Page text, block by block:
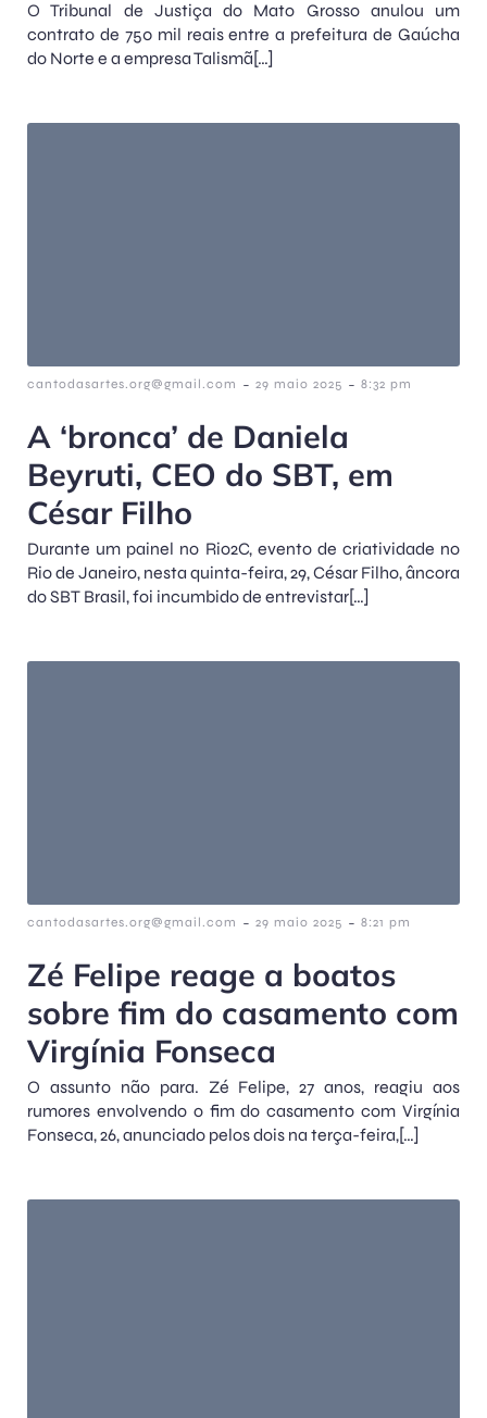
O Tribunal de Justiça do Mato Grosso anulou um
contrato de 750 mil reais entre a prefeitura de Gaúcha
do Norte e a empresa Talismã[…]
cantodasartes.org@gmail.com - 29 maio 2025 - 8:32 pm
A ‘bronca’ de Daniela
Beyruti, CEO do SBT, em
César Filho
Durante um painel no Rio2C, evento de criatividade no
Rio de Janeiro, nesta quinta-feira, 29, César Filho, âncora
do SBT Brasil, foi incumbido de entrevistar[…]
cantodasartes.org@gmail.com - 29 maio 2025 - 8:21 pm
Zé Felipe reage a boatos
sobre fim do casamento com
Virgínia Fonseca
O assunto não para. Zé Felipe, 27 anos, reagiu aos
rumores envolvendo o fim do casamento com Virgínia
Fonseca, 26, anunciado pelos dois na terça-feira,[…]